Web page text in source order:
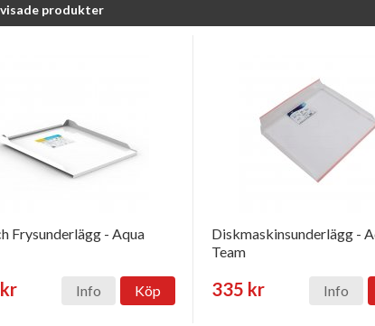
produkter
Frysunderlägg - Aqua
Info Köp
Diskmaskinsunderlägg -
Team
335 kr Info